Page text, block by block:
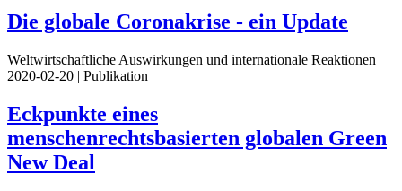
Die globale Coronakrise - ein Update
Weltwirtschaftliche Auswirkungen und internationale Reaktionen
2020-02-20 | Publikation
Eckpunkte eines
menschenrechtsbasierten globalen Green
New Deal